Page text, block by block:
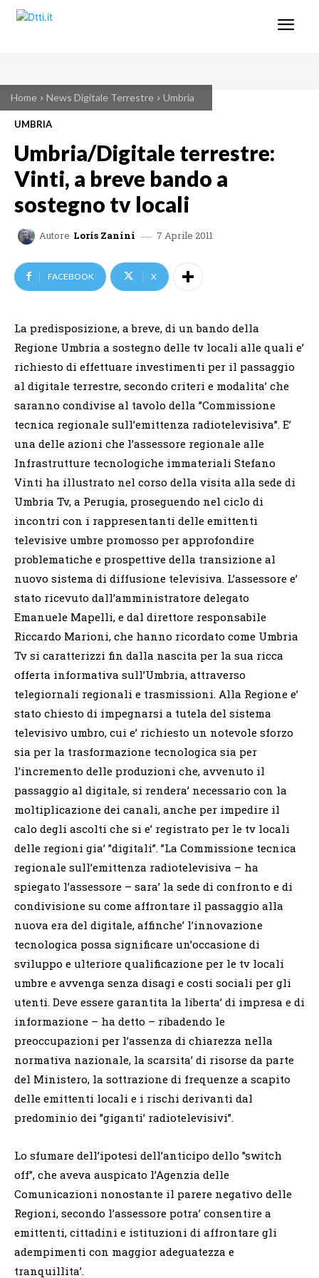
Home News Digitale Terrestre Umbria
UMBRIA
Umbria/Digitale terrestre:
Vinti, a breve bando a
sostegno tv locali
Autore Loris Zanini 7 Aprile 2011
FACEBOOK X
La predisposizione, a breve, di un bando della
Regione Umbria a sostegno delle tv locali alle quali e’
richiesto di effettuare investimenti per il passaggio
al digitale terrestre, secondo criteri e modalita’ che
saranno condivise al tavolo della ”Commissione
tecnica regionale sull’emittenza radiotelevisiva”. E’
una delle azioni che l’assessore regionale alle
Infrastrutture tecnologiche immateriali Stefano
Vinti ha illustrato nel corso della visita alla sede di
Umbria Tv, a Perugia, proseguendo nel ciclo di
incontri con i rappresentanti delle emittenti
televisive umbre promosso per approfondire
problematiche e prospettive della transizione al
nuovo sistema di diffusione televisiva. L’assessore e’
stato ricevuto dall’amministratore delegato
Emanuele Mapelli, e dal direttore responsabile
Riccardo Marioni, che hanno ricordato come Umbria
Tv si caratterizzi fin dalla nascita per la sua ricca
offerta informativa sull’Umbria, attraverso
telegiornali regionali e trasmissioni. Alla Regione e’
stato chiesto di impegnarsi a tutela del sistema
televisivo umbro, cui e’ richiesto un notevole sforzo
sia per la trasformazione tecnologica sia per
l’incremento delle produzioni che, avvenuto il
passaggio al digitale, si rendera’ necessario con la
moltiplicazione dei canali, anche per impedire il
calo degli ascolti che si e’ registrato per le tv locali
delle regioni gia’ ”digitali”. ”La Commissione tecnica
regionale sull’emittenza radiotelevisiva – ha
spiegato l’assessore – sara’ la sede di confronto e di
condivisione su come affrontare il passaggio alla
nuova era del digitale, affinche’ l’innovazione
tecnologica possa significare un’occasione di
sviluppo e ulteriore qualificazione per le tv locali
umbre e avvenga senza disagi e costi sociali per gli
utenti. Deve essere garantita la liberta’ di impresa e di
informazione – ha detto – ribadendo le
preoccupazioni per l’assenza di chiarezza nella
normativa nazionale, la scarsita’ di risorse da parte
del Ministero, la sottrazione di frequenze a scapito
delle emittenti locali e i rischi derivanti dal
predominio dei ”giganti’ radiotelevisivi”.
Lo sfumare dell’ipotesi dell’anticipo dello ”switch
off”, che aveva auspicato l’Agenzia delle
Comunicazioni nonostante il parere negativo delle
Regioni, secondo l’assessore potra’ consentire a
emittenti, cittadini e istituzioni di affrontare gli
adempimenti con maggior adeguatezza e
tranquillita’.